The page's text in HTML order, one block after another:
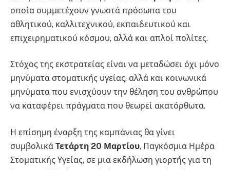
οποία συμμετέχουν γνωστά πρόσωπα του
αθλητικού, καλλιτεχνικού, εκπαιδευτικού και
επιχειρηματικού κόσμου, αλλά και απλοί πολίτες.
Στόχος της εκστρατείας είναι να μεταδώσει όχι μόνο
μηνύματα στοματικής υγείας, αλλά και κοινωνικά
μηνύματα που ενισχύουν την θέληση του ανθρώπου
να καταφέρει πράγματα που θεωρεί ακατόρθωτα.
Η επίσημη έναρξη της καμπάνιας θα γίνει
συμβολικά Τετάρτη 20 Μαρτίου, Παγκόσμια Ημέρα
Στοματικής Υγείας, σε μια εκδήλωση γιορτής για τη